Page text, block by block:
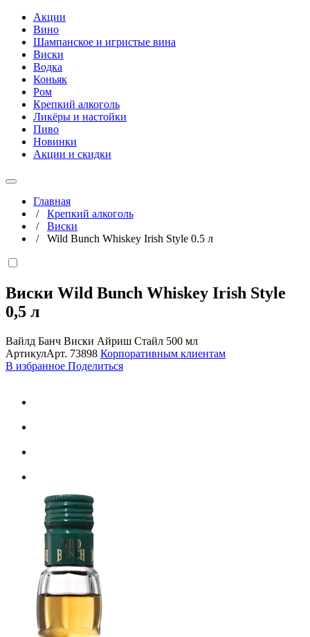
Акции
Вино
Шампанское и игристые вина
Виски
Водка
Коньяк
Ром
Крепкий алкоголь
Ликёры и настойки
Пиво
Новинки
Акции и скидки
Главная
/ Крепкий алкоголь
/ Виски
/ Wild Bunch Whiskey Irish Style 0.5 л
Виски Wild Bunch Whiskey Irish Style
0,5 л
Вайлд Банч Виски Айриш Стайл 500 мл
АртикулАрт. 73898 Корпоративным клиентам
В избранное Поделиться